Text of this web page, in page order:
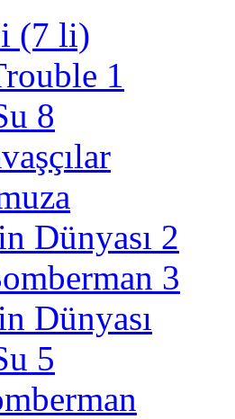
(7 li)
1
8
Dünyası 2
3
Dünyası
5